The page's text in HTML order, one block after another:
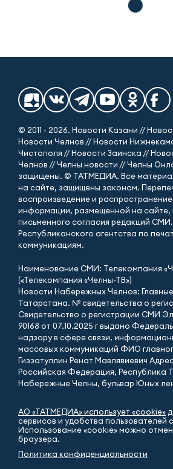
© 2011 - 2026. Новости Казани //
Новости Челнов // Новости
Чистополя // Новости Заинска //
Челнов // Челны новости // Челны
защищены. © ТАТМЕДИА. Все
на сайте, защищены законом.
воспроизведение и
информации, размещенной на сайте,
письменного согласия редакций
Республиканского агентства по
коммуникациям.
Наименование СМИ: Телекомпания
(«Телекомпания «Челны-ТВ»)
Новости Набережных Челнов:
Татарстана. № свидетельства о
Свидетельство о регистрации СМИ
90168 от 07.10.2025 г выдано
надзору в сфере связи,
массовых коммуникаций ФИО
Гиззатуллин Ренат Мавлявиевич
Российская Федерация, Республика
Набережные Челны, бульвар Юных
АО «ТАТМЕДИА» использует «cookie»
сервисов и удобства пользователей
Использование «cookie» можно
браузера.
Политика конфиденциальности